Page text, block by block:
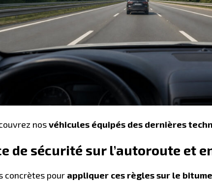
nosvéhicules équipés des dernières
de sécurité sur l’autoroute et
concrètes pour appliquer ces règles sur le bitume